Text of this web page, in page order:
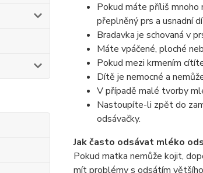
Pokud máte příliš mnoho
přeplněný prs a usnadní
Bradavka je schovaná v
Máte vpáčené, ploché
Pokud mezi krmením
Dítě je nemocné a
V případě malé tvorby
Nastoupíte-li zpět do
odsávačky.
Jak často odsávat mléko
Pokud matka nemůže kojit,
mít problémy s odsátím